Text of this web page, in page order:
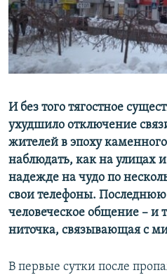
ПОБЕДИТЕЛЕЙ НЕ СУДЯТ?
КРЫМ.НЕПОКОРЕННЫЙ
ELIFBE
ПРИСОЕДИНЯЙТЕСЬ!
Все сайты RFE/RL
И без того тягостное
ухудшило отключение
жителей в эпоху
наблюдать, как на улицах
надежде на чудо по
свои телефоны.
человеческое общение – и
ниточка, связывающая с
В первые сутки после